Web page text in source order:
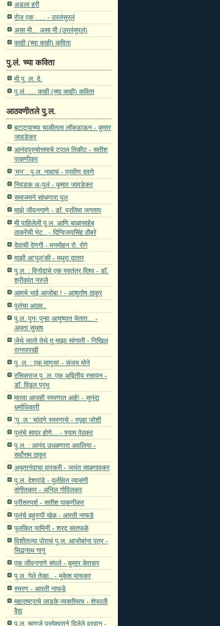
अडला हरी
रोज एक . . . - उरलंसुरलं
असा मी... असा मी (उरलंसुरलं)
काही (च्या काही) कविता
पु.लं. च्या कविता
मी पु. ल. दे.
पु.लं. .... काही (च्या काही) कविता
आठवणीतले पु.ल.
बटाट्याच्या चाळीतला लॉकडाऊन - कुमार
जावडेकर
आनंदपुरुषोत्तमाचे टपाल तिकीट - सतीश
पाकणीकर
‘मन’ : पु.ल. नावाचं - प्रवीण दवणे
निवडक अ-पुलं - कुमार जावडेकर
समाजमने सांधणारा पूल
माझे जीवनगाणे - डॉ. प्रतिमा जगताप
मी पाहिलेली पु.ल. आणि बाळासाहेब
ठाकरेंची भेट.. - दिग्विजयसिंह ठोंबरे
देवाची देणगी - मनमोहन रो. रोगे
माझी आ‘पुल’की - मधुरा दातार
पु.ल. : विनोदाचे एक स्वतंत्र विश्व - डॉ.
श्रीकांत नरुले
आमचे भाई आजोबा ! - आशुतोष ठाकूर
पुलंचा आठव..
पु.ल. पुनः पुन्हा आयुष्यात येतात... -
अमृता सुभाष
जेथे जातो तेथे तू माझा सांगाती - निखिल
रत्नपारखी
पु. ल. : एक माणूस! - संजय मोने
रसिकराज पु. ल. एक अद्वितीय रसायन -
डॉ. विठ्ठल प्रभू
मारवा आजही स्मरणात आहे! - सुनंदा
धर्माधिकारी
'पु. ल‌.' चांदणे स्मरणाचे - स्पृहा जोशी
पुलंचे सादर होणे... - श्याम पेठकर
पु.ल. : आनंद उधळणारा अवलिया -
सर्वोत्तम ठाकूर
अमृतानंदाचा वारकरी - जयंत साळगावकर
पु.ल. देशपांडे - दुर्लक्षित व्यासंगी
संगीतकार - अनिल गोविलकर
परीसस्पर्श - सतीश पाकणीकर
पुलंचे बहुरुपी खेळ - आरती नाफडे
पुलकित यामिनी - शरद सातफळे
विशीतल्या पोराचं पु.ल. आजोबांना पत्र -
सिद्धनाथ गानू
एक जीवनगाणे संपले - कुमार केतकर
पु.ल. गेले तेव्हा.. - मुकेश माचकर
स्मरण - आरती नाफडे
महाराष्ट्राचे लाडके व्यक्तीमत्व - शेफाली
वैद्य
पु.ल. म्हणजे परमेश्‍वराने दिलेले वरदान -